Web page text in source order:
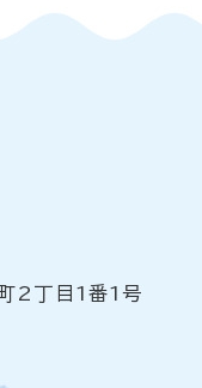
2丁目1番1号